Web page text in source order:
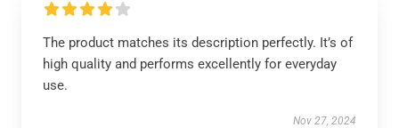
The product matches its description perfectly. It’s of
high quality and performs excellently for everyday
use.
Nov 27, 2024